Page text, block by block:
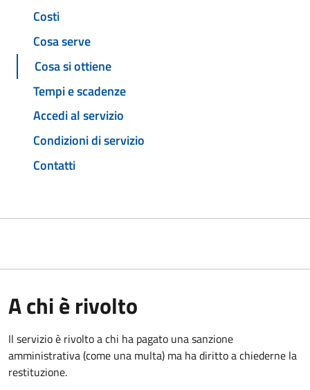
Costi
Cosa serve
Cosa si ottiene
Tempi e scadenze
Accedi al servizio
Condizioni di servizio
Contatti
A chi è rivolto
Il servizio è rivolto a chi ha pagato una sanzione
amministrativa (come una multa) ma ha diritto a chiederne la
restituzione.